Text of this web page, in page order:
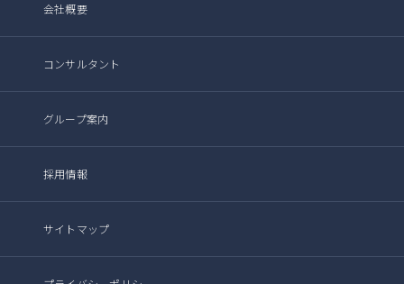
会社概要
コンサルタント
グループ案内
採用情報
サイトマップ